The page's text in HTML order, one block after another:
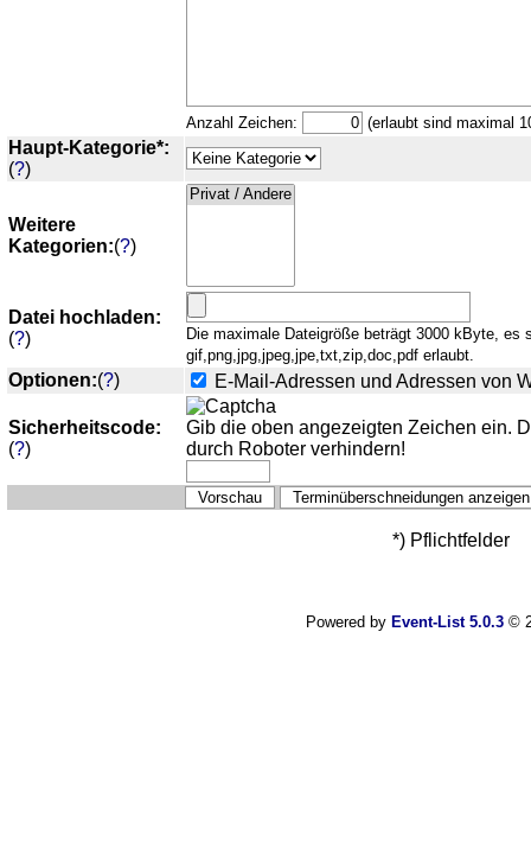
Anzahl Zeichen: (erlaubt sind maximal
Haupt-Kategorie*:
(?)
Weitere
Kategorien:(?)
Datei hochladen:
(?)
Die maximale Dateigröße beträgt 3000 kByte, es
gif,png,jpg,jpeg,jpe,txt,zip,doc,pdf erlaubt.
Optionen:(?) E-Mail-Adressen und Adressen von
Sicherheitscode:
(?)
Gib die oben angezeigten Zeichen ein.
durch Roboter verhindern!
*) Pflichtfelder
Powered by Event-List 5.0.3©